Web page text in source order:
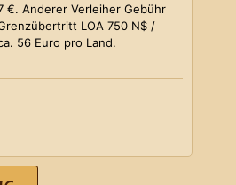
€. Anderer Verleiher Gebühr
LOA 750 N$ /
56 Euro pro Land.